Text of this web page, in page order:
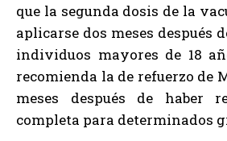
que la segunda dosis de la
aplicarse dos meses después
individuos mayores de 18
recomienda la de refuerzo de
meses después de haber
completa para determinados